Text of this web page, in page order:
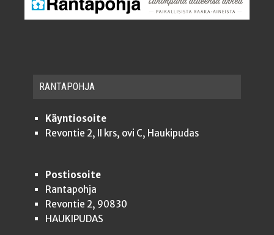
RAN­TA­POH­JA
Käyntiosoite
Revontie 2, II krs, ovi C, Haukipudas
Postiosoite
Rantapohja
Revontie 2, 90830
HAUKIPUDAS